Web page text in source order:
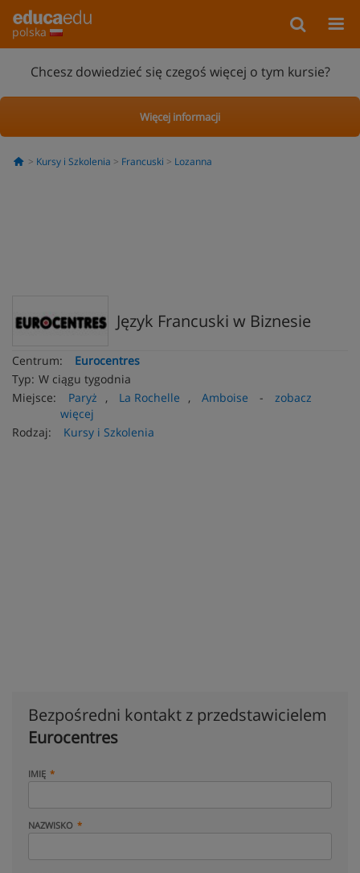
polska
Chcesz dowiedzieć się czegoś więcej o tym kursie?
Więcej informacji
Kursy i Szkolenia Francuski Lozanna
Język Francuski w Biznesie
Centrum:
Eurocentres
Typ: W ciągu tygodnia
Miejsce:
Paryż , La Rochelle , Amboise -
zobacz
więcej
Rodzaj:
Kursy i Szkolenia
Bezpośredni kontakt z przedstawicielem
Eurocentres
IMIĘ
NAZWISKO